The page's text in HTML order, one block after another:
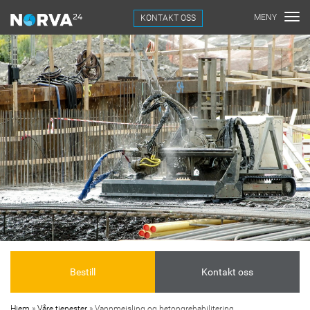
KONTAKT OSS
Bestill Kontakt oss